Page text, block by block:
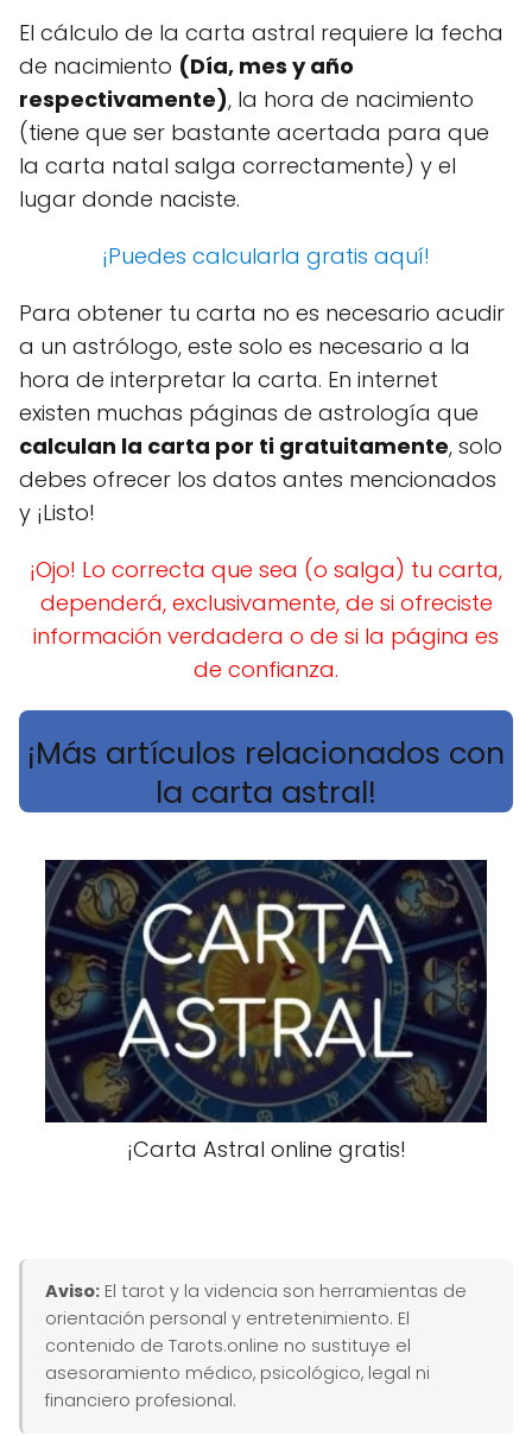
El cálculo de la carta astral requiere la fecha
de nacimiento (Día, mes y año
respectivamente), la hora de nacimiento
(tiene que ser bastante acertada para que
la carta natal salga correctamente) y el
lugar donde naciste.
¡Puedes calcularla gratis aquí!
Para obtener tu carta no es necesario acudir
a un astrólogo, este solo es necesario a la
hora de interpretar la carta. En internet
existen muchas páginas de astrología que
calculan la carta por ti gratuitamente, solo
debes ofrecer los datos antes mencionados
y ¡Listo!
¡Ojo! Lo correcta que sea (o salga) tu carta,
dependerá, exclusivamente, de si ofreciste
información verdadera o de si la página es
de confianza.
¡Más artículos relacionados con
la carta astral!
¡Carta Astral online gratis!
Aviso: El tarot y la videncia son herramientas de
orientación personal y entretenimiento. El
contenido de Tarots.online no sustituye el
asesoramiento médico, psicológico, legal ni
financiero profesional.